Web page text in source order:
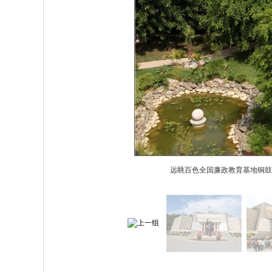
远眺百色全国廉政教育基地铜